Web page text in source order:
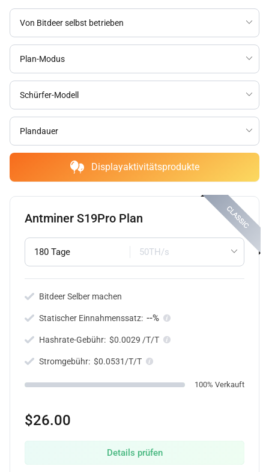
Displayaktivitätsprodukte
Antminer S19Pro Plan
180 Tage 50TH/s
Bitdeer Selber machen
Statischer Einnahmenssatz: --%
Hashrate-Gebühr: $0.0029 /T/T
Stromgebühr: $0.0531/T/T
100% Verkauft
$26.00
Details prüfen